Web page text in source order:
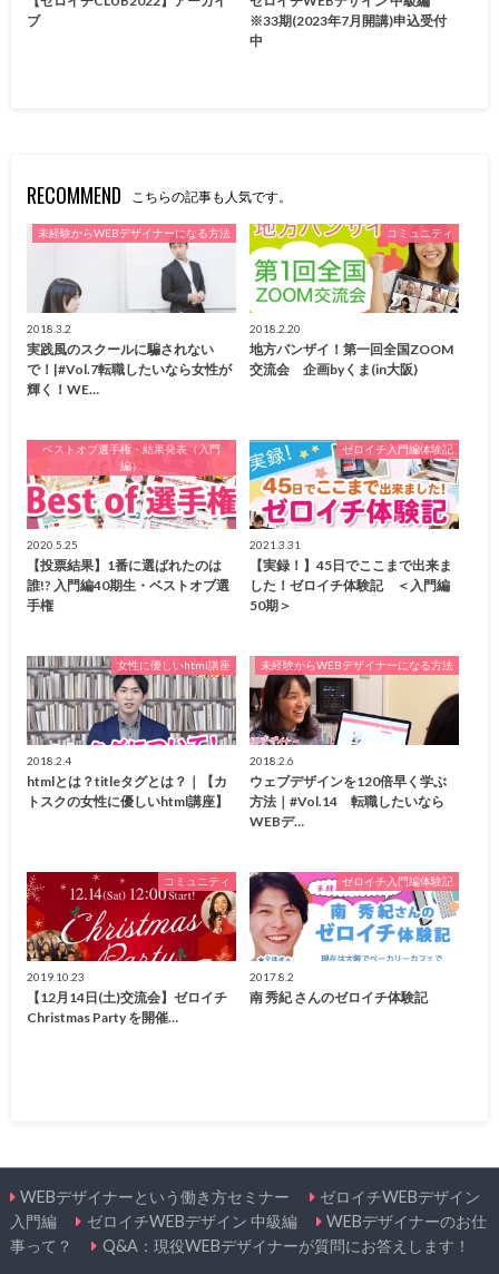
ブ
※33期(2023年7月開講)申込受付
中
RECOMMEND こちらの記事も人気です。
未経験からWEBデザイナーになる方法
2018.3.2
実践風のスクールに騙されない
で！|#Vol.7転職したいなら女性が
輝く！WE…
コミュニティ
2018.2.20
地方バンザイ！第一回全国ZOOM
交流会 企画byくま(in大阪)
ベストオブ選手権・結果発表（入門
編）
2020.5.25
【投票結果】1番に選ばれたのは
誰!? 入門編40期生・ベストオブ選
手権
ゼロイチ入門編体験記
2021.3.31
【実録！】45日でここまで出来ま
した！ゼロイチ体験記 ＜入門編
50期＞
女性に優しいhtml講座
2018.2.4
htmlとは？titleタグとは？｜【カ
トスクの女性に優しいhtml講座】
未経験からWEBデザイナーになる方法
2018.2.6
ウェブデザインを120倍早く学ぶ
方法｜#Vol.14 転職したいなら
WEBデ…
コミュニティ
2019.10.23
【12月14日(土)交流会】ゼロイチ
Christmas Party を開催…
ゼロイチ入門編体験記
2017.8.2
南 秀紀 さんのゼロイチ体験記
WEBデザイナーという働き方セミナー
ゼロイチWEBデザイン
入門編
ゼロイチWEBデザイン 中級編
WEBデザイナーのお仕
事って？
Q&A：現役WEBデザイナーが質問にお答えします！